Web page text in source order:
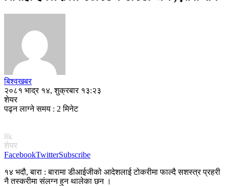
बिश्वखबर
२०८१ भाद्र १४, शुक्रबार १३:२३
शेयर
पढ्न लाग्ने समय : 2 मिनेट
8k
शेयर
FacebookTwitterSubscribe
१४ भदौ, बारा : बारामा डीआईजीको आदेशलाई टोकरीमा फाल्दै सशस्त्र प्रहरी
नै तस्करीमा संलग्न हुन थालेका छन ।